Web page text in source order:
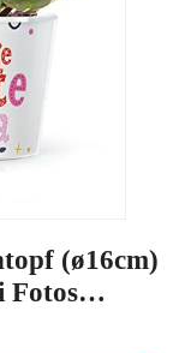
(ø16cm)
Fotos